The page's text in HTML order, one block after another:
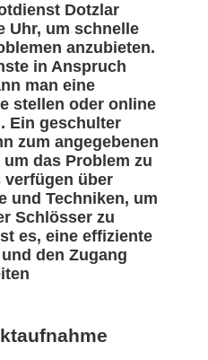
Dotzlar
Uhr, um schnelle
anzubieten.
in Anspruch
man eine
stellen oder online
Ein geschulter
zum angegebenen
das Problem zu
verfügen über
und Techniken, um
Schlösser zu
es, eine effiziente
den Zugang